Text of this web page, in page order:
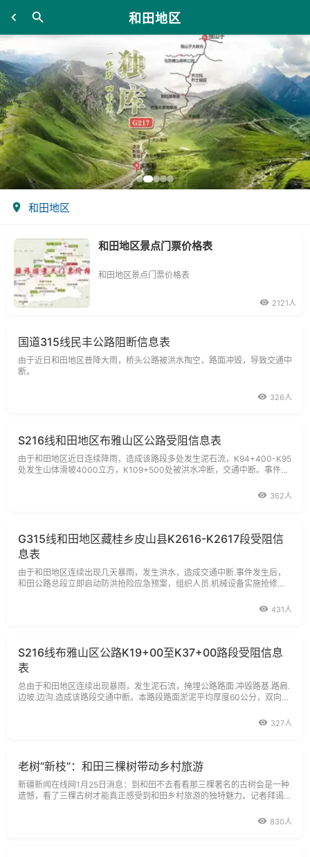
和田地区
和田地区
和田地区景点门票价格表
和田地区景点门票价格表
2121人
国道315线民丰公路阻断信息表
由于近日和田地区普降大雨，桥头公路被洪水掏空，路面冲毁，导致交通中
断。
326人
S216线和田地区布雅山区公路受阻信息表
由于和田地区近日连续降雨，造成该路段多处发生泥石流，K94+400-K95
处发生山体滑坡4000立方，K109+500处被洪水冲断，交通中断。事件发
362人
G315线和田地区藏桂乡皮山县K2616-K2617段受阻信
息表
由于和田地区连续出现几天暴雨，发生洪水，造成交通中断.事件发生后，
和田公路总段立即启动防洪抢险应急预案，组织人员.机械设备实施抢修，
431人
S216线布雅山区公路K19+00至K37+00路段受阻信息
表
总由于和田地区连续出现暴雨，发生泥石流，掩埋公路路面.冲毁路基.路肩.
边坡.边沟.造成该路段交通中断。本路段路面淤泥平均厚度60公分，双向交
327人
老树“新枝”：和田三棵树带动乡村旅游
新疆新闻在线网1月25日消息：到和田不去看看那三棵著名的古树会是一种
遗憾，看了三棵古树才能真正感受到和田乡村旅游的独特魅力。记者拜谒的
830人